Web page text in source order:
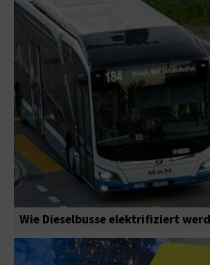
Wie Dieselbusse elektrifiziert